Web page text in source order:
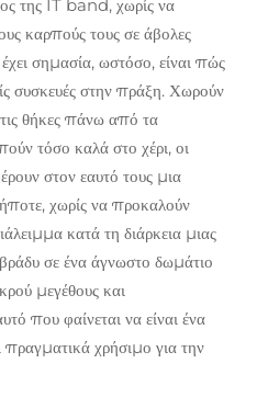
της IT band, χωρίς να
καρπούς τους σε άβολες
σημασία, ωστόσο, είναι πώς
συσκευές στην πράξη. Χωρούν
θήκες πάνω από τα
τόσο καλά στο χέρι, οι
στον εαυτό τους μια
χωρίς να προκαλούν
κατά τη διάρκεια μιας
σε ένα άγνωστο δωμάτιο
μεγέθους και
που φαίνεται να είναι ένα
πραγματικά χρήσιμο για την